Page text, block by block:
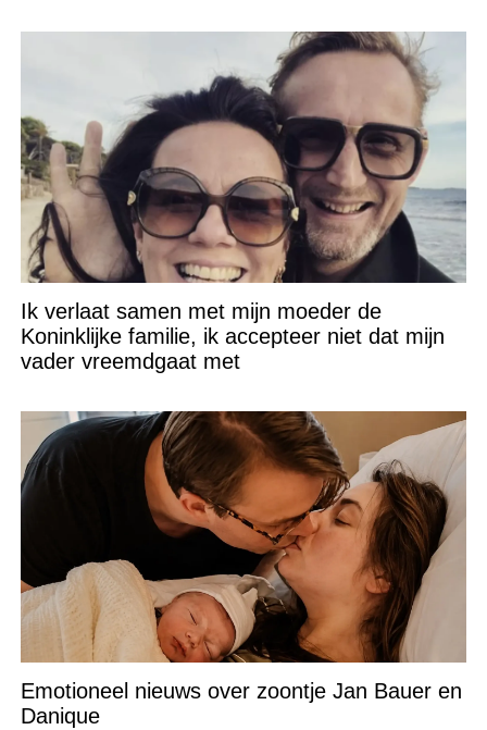
Ik verlaat samen met mijn moeder de
Koninklijke familie, ik accepteer niet dat mijn
vader vreemdgaat met
Emotioneel nieuws over zoontje Jan Bauer en
Danique